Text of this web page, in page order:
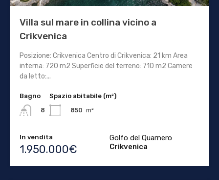
Villa sul mare in collina vicino a
Crikvenica
Posizione: Crikvenica Centro di Crikvenica: 21 km Area
interna: 720 m2 Superficie del terreno: 710 m2 Camere
da letto:...
Bagno
8
Spazio abitabile (m²)
850 m²
In vendita
1.950.000€
Golfo del Quarnero
Crikvenica